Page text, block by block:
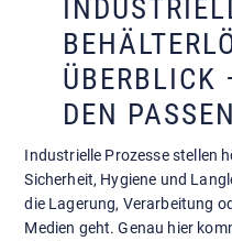
ÜBERBLICK
DEN
Industrielle Prozesse stellen
Sicherheit, Hygiene und
die Lagerung, Verarbeitung
Medien geht. Genau hier